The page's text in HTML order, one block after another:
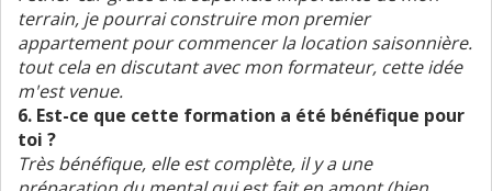
terrain, je pourrai construire mon premier
appartement pour commencer la location saisonnière.
tout cela en discutant avec mon formateur, cette idée
m'est venue.
6. Est-ce que cette formation a été bénéfique pour
toi ?
Très bénéfique, elle est complète, il y a une